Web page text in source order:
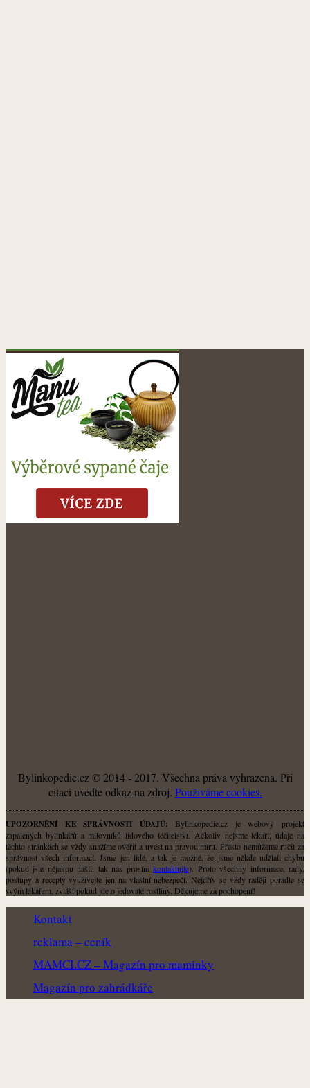
Bylinkopedie.cz © 2014 - 2017. Všechna práva vyhrazena. Při
citaci uveďte odkaz na zdroj. Použiváme cookies.
UPOZORNĚNÍ KE SPRÁVNOSTI ÚDAJŮ: Bylinkopedie.cz je webový projekt
zapálených bylinkářů a milovníků lidového léčitelství. Ačkoliv nejsme lékaři, údaje na
těchto stránkách se vždy snažíme ověřit a uvést na pravou míru. Přesto nemůžeme ručit za
správnost všech informací. Jsme jen lidé, a tak je možné, že jsme někde udělali chybu
(pokud jste nějakou našli, tak nás prosímkontaktujte). Proto všechny informace, rady,
postupy a recepty využívejte jen na vlastní nebezpečí. Nejdřív se vždy raději poraďte se
svým lékařem, zvlášť pokud jde o jedovaté rostliny. Děkujeme za pochopení!
Kontakt
reklama – ceník
MAMCI.CZ – Magazín pro maminky
Magazín pro zahrádkáře